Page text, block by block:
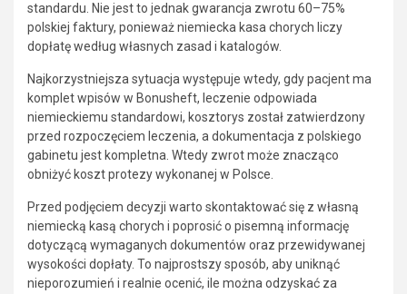
standardu. Nie jest to jednak gwarancja zwrotu 60–75%
polskiej faktury, ponieważ niemiecka kasa chorych liczy
dopłatę według własnych zasad i katalogów.
Najkorzystniejsza sytuacja występuje wtedy, gdy pacjent ma
komplet wpisów w Bonusheft, leczenie odpowiada
niemieckiemu standardowi, kosztorys został zatwierdzony
przed rozpoczęciem leczenia, a dokumentacja z polskiego
gabinetu jest kompletna. Wtedy zwrot może znacząco
obniżyć koszt protezy wykonanej w Polsce.
Przed podjęciem decyzji warto skontaktować się z własną
niemiecką kasą chorych i poprosić o pisemną informację
dotyczącą wymaganych dokumentów oraz przewidywanej
wysokości dopłaty. To najprostszy sposób, aby uniknąć
nieporozumień i realnie ocenić, ile można odzyskać za